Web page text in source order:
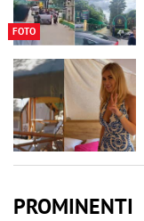
FOTO
PROMINENTI